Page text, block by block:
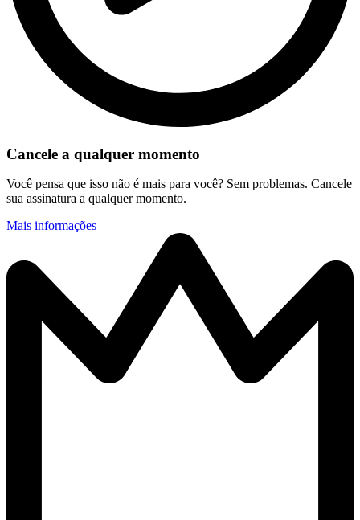
Cancele a qualquer momento
Você pensa que isso não é mais para você? Sem problemas. Cancele
sua assinatura a qualquer momento.
Mais informações